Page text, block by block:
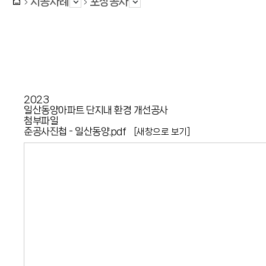
2023
일산동양아파트 단지내 환경 개선공사
첨부파일
준공사진첩 - 일산동양.pdf
[새창으로 보기]